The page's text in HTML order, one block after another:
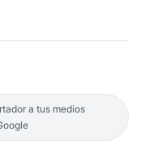
a tus medios